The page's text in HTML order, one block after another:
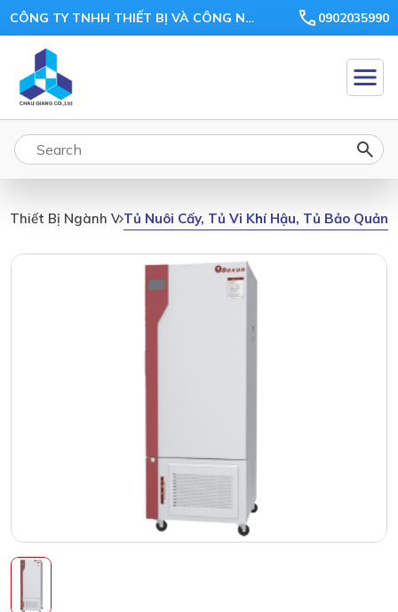
CÔNG TY TNHH THIẾT BỊ VÀ CÔNG NGHỆ CHÂU GIANG 0902035990
Thiết Bị Ngành Vi Sinh, Môi TrườngTủ Nuôi Cấy, Tủ Vi Khí Hậu, Tủ Bảo